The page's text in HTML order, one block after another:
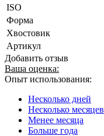
ISO
Форма
Хвостовик
Артикул
Добавить отзыв
Ваша оценка:
Опыт использования:
Несколько дней
Несколько месяцев
Менее месяца
Больше года